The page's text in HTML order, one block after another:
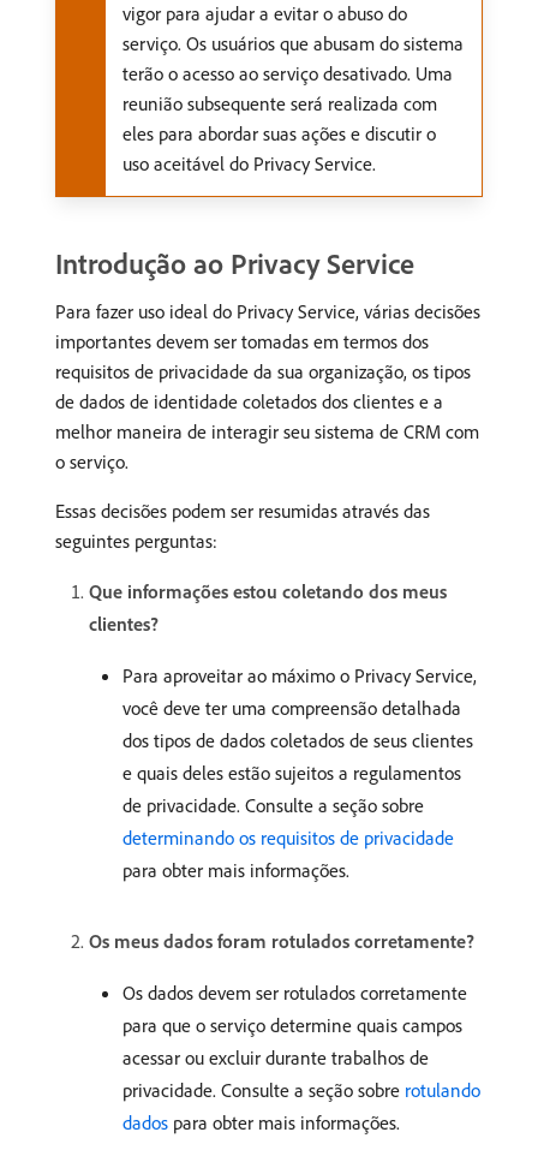
vigor para ajudar a evitar o abuso do
serviço. Os usuários que abusam do sistema
terão o acesso ao serviço desativado. Uma
reunião subsequente será realizada com
eles para abordar suas ações e discutir o
uso aceitável do Privacy Service.
Introdução ao Privacy Service
Para fazer uso ideal do Privacy Service, várias decisões
importantes devem ser tomadas em termos dos
requisitos de privacidade da sua organização, os tipos
de dados de identidade coletados dos clientes e a
melhor maneira de interagir seu sistema de CRM com
o serviço.
Essas decisões podem ser resumidas através das
seguintes perguntas:
Que informações estou coletando dos meus
clientes?
Para aproveitar ao máximo o Privacy Service,
você deve ter uma compreensão detalhada
dos tipos de dados coletados de seus clientes
e quais deles estão sujeitos a regulamentos
de privacidade. Consulte a seção sobre
determinando os requisitos de privacidade
para obter mais informações.
Os meus dados foram rotulados corretamente?
Os dados devem ser rotulados corretamente
para que o serviço determine quais campos
acessar ou excluir durante trabalhos de
privacidade. Consulte a seção sobre rotulando
dados para obter mais informações.